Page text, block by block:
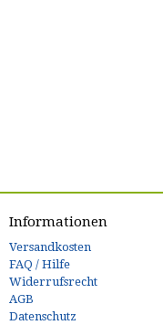
Informationen
Versandkosten
FAQ / Hilfe
Widerrufsrecht
AGB
Datenschutz